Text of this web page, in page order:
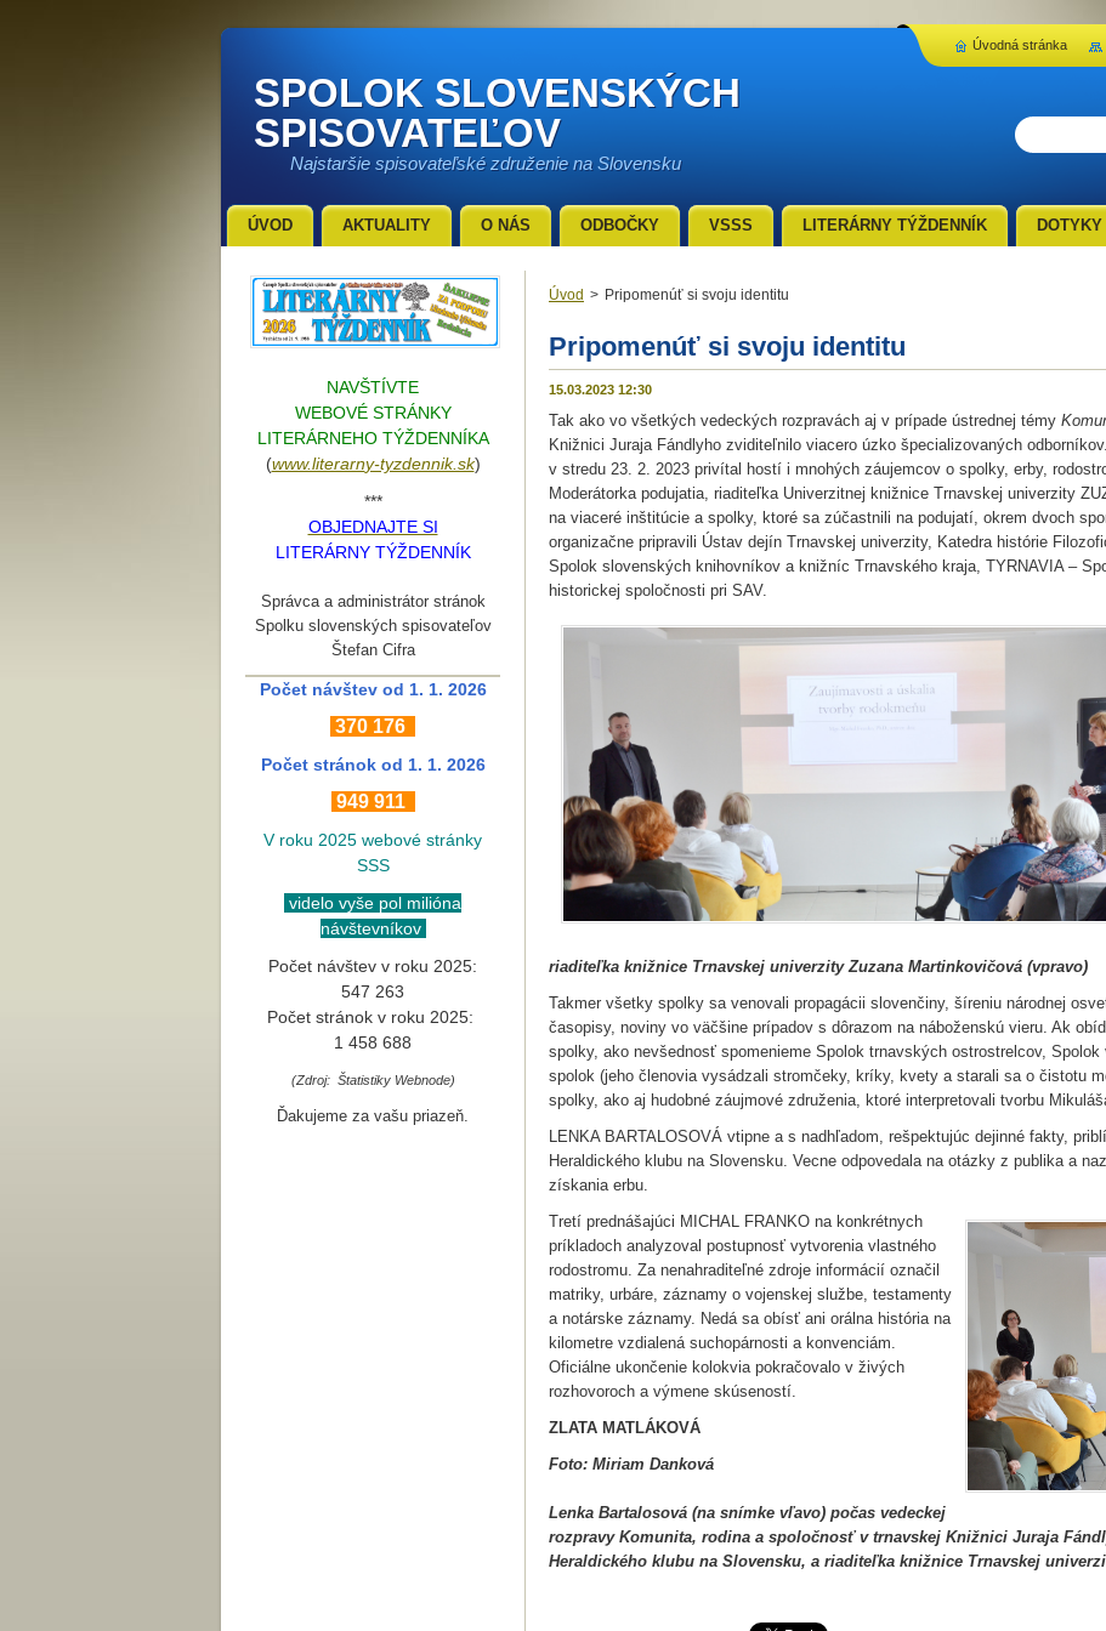
SPOLOK SLOVENSKÝCH
SPISOVATEĽOV
Najstaršie spisovateľské združenie na Slovensku
Úvod > Pripomenúť si svoju identitu
Pripomenúť si svoju identitu
15.03.2023 12:30
Tak ako vo všetkých vedeckých rozpravách aj v prípade ústrednej témy
Knižnici Juraja Fándlyho zviditeľnilo viacero úzko špecializovaných
v stredu 23. 2. 2023 privítal hostí i mnohých záujemcov o spolky, erby,
Moderátorka podujatia, riaditeľka Univerzitnej knižnice Trnavskej univerzity
na viaceré inštitúcie a spolky, ktoré sa zúčastnili na podujatí, okrem dvoch
organizačne pripravili Ústav dejín Trnavskej univerzity, Katedra histórie
Spolok slovenských knihovníkov a knižníc Trnavského kraja, TYRNAVIA –
historickej spoločnosti pri SAV.
riaditeľka knižnice Trnavskej univerzity Zuzana Martinkovičová (vpravo)
Takmer všetky spolky sa venovali propagácii slovenčiny, šíreniu národnej
časopisy, noviny vo väčšine prípadov s dôrazom na náboženskú vieru. Ak
spolky, ako nevšednosť spomenieme Spolok trnavských ostrostrelcov,
spolok (jeho členovia vysádzali stromčeky, kríky, kvety a starali sa o čistotu
spolky, ako aj hudobné záujmové združenia, ktoré interpretovali tvorbu
LENKA BARTALOSOVÁ vtipne a s nadhľadom, rešpektujúc dejinné fakty,
Heraldického klubu na Slovensku. Vecne odpovedala na otázky z publika a
získania erbu.
Tretí prednášajúci MICHAL FRANKO na konkrétnych
príkladoch analyzoval postupnosť vytvorenia vlastného
rodostromu. Za nenahraditeľné zdroje informácií označil
matriky, urbáre, záznamy o vojenskej službe, testamenty
a notárske záznamy. Nedá sa obísť ani orálna história na
kilometre vzdialená suchopárnosti a konvenciám.
Oficiálne ukončenie kolokvia pokračovalo v živých
rozhovoroch a výmene skúseností.
ZLATA MATLÁKOVÁ
Foto: Miriam Danková
Lenka Bartalosová (na snímke vľavo) počas vedeckej
rozpravy Komunita, rodina a spoločnosť v trnavskej Knižnici Juraja
Heraldického klubu na Slovensku, a riaditeľka knižnice Trnavskej
NAVŠTÍVTE
WEBOVÉ STRÁNKY
LITERÁRNEHO TÝŽDENNÍKA
(www.literarny-tyzdennik.sk)
***
OBJEDNAJTE SI
LITERÁRNY TÝŽDENNÍK
Správca a administrátor stránok
Spolku slovenských spisovateľov
Štefan Cifra
Počet návštev od 1. 1. 2026
370 176
Počet stránok od 1. 1. 2026
949 911
V roku 2025 webové stránky
SSS
videlo vyše pol milióna
návštevníkov
Počet návštev v roku 2025:
547 263
Počet stránok v roku 2025:
1 458 688
(Zdroj: Štatistiky Webnode)
Ďakujeme za vašu priazeň.
ÚVOD AKTUALITY O NÁS ODBOČKY VSSS LITERÁRNY TÝŽDENNÍK DOTYKY
Úvodná stránka